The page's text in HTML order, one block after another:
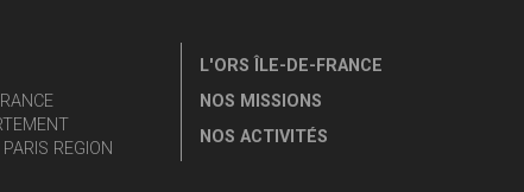
REGION
L'ORS ÎLE-DE-FRANCE
NOS MISSIONS
NOS ACTIVITÉS